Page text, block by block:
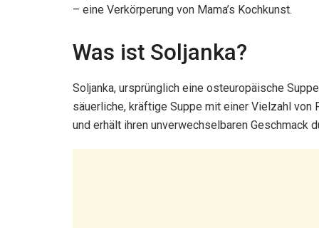
– eine Verkörperung von Mama’s Kochkunst.
Was ist Soljanka?
Soljanka, ursprünglich eine osteuropäische
säuerliche, kräftige Suppe mit einer Vielzahl von
und erhält ihren unverwechselbaren Geschmack